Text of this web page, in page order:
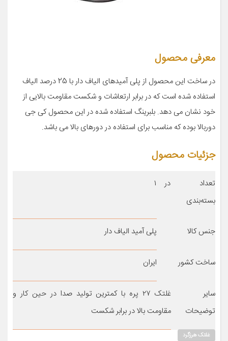
معرفی محصول
در ساخت این محصول از پلی آمیدهای الیاف دار با 25 درصد الیاف
استفاده شده است که در برابر ارتعاشات و شکست مقاومت بالایی از
خود نشان می دهد. بلبرینگ استفاده شده در این محصول کی جی
دوربالا بوده که مناسب برای استفاده در دورهای بالا می باشد.
جزئیات محصول
تعداد در
بسته‌بندی
۱
جنس کالا پلی آمید الیاف دار
ساخت کشور ایران
سایر
توضیحات
غلتک ۲۷ پره با کمترین تولید صدا در حین کار و
مقاومت بالا در برابر شکست
غلتک هرزگرد